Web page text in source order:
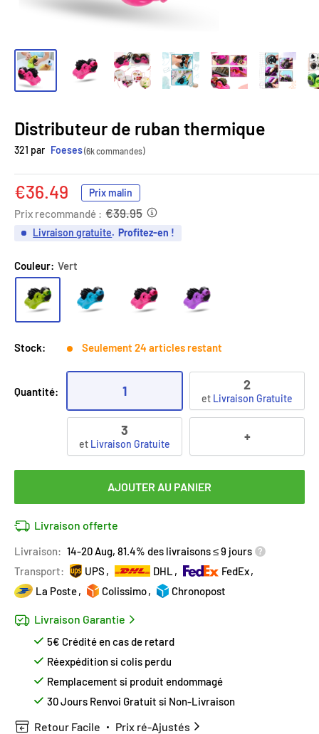
Distributeur de ruban thermique
321 par Foeses(6k commandes)
Prix
réduit
€36.49 Prix malin
Prix recommandé : €39.95
Livraison gratuite. Profitez-en !
Couleur: Vert
Stock: Seulement 24 articles restant
Quantité: 1 2
et Livraison Gratuite
3
et Livraison Gratuite +
AJOUTER AU PANIER
Livraison offerte
Livraison: 14-20 Aug, 81.4% des livraisons ≤ 9 jours
Transport:
UPS DHL
FedEx
La Poste
Colissimo Chronopost
Livraison Garantie
5€ Crédité en cas de retard
Réexpédition si colis perdu
Remplacement si produit endommagé
30 Jours Renvoi Gratuit si Non-Livraison
Retour Facile Prix ré-Ajustés